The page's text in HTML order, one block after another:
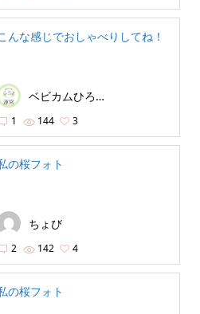
んな感じでおしゃべりしてね！
ベビカムひろば運営局
1 144 3
の桜フォト
ちょび
2 142 4
の桜フォト